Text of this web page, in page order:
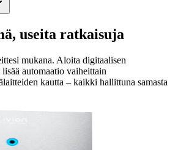
useita ratkaisuja
mukana. Aloita digitaalisen
automaatio vaiheittain
kautta – kaikki hallittuna samasta